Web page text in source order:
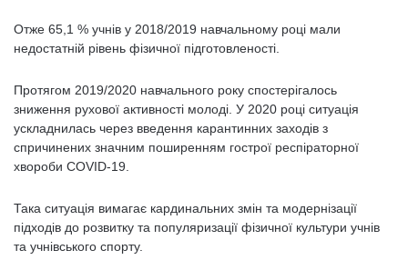
Отже 65,1 % учнів у 2018/2019 навчальному році мали
недостатній рівень фізичної підготовленості.
Протягом 2019/2020 навчального року спостерігалось
зниження рухової активності молоді. У 2020 році ситуація
ускладнилась через введення карантинних заходів з
спричинених значним поширенням гострої респіраторної
хвороби COVID-19.
Така ситуація вимагає кардинальних змін та модернізації
підходів до розвитку та популяризації фізичної культури учнів
та учнівського спорту.